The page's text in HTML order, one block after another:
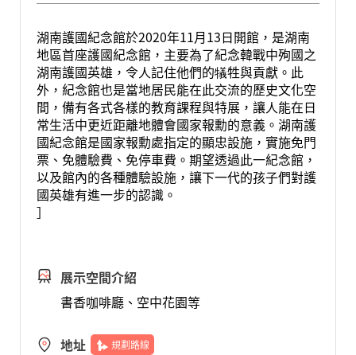
湖南護國紀念館於2020年11月13日開館，是湖南
地區首座護國紀念館，主要為了紀念韓戰中殉國之
湖南護國英雄，令人記住他們的犠牲與貢獻。此
外，紀念館也是當地居民能在此交流的歷史文化空
間，備有各式各樣的教育課程與特展，讓人能在日
常生活中更近距離地體會國家報勳的意義。湖南護
國紀念館是國家報勳處指定的顯忠設施，實施免門
票、免體驗費、免停車費。期望透過此一紀念館，
以及館內的各種體驗設施，讓下一代的孩子們對護
國英雄有進一步的認識。
］
展示空間介紹
書香咖啡廳、空中花園等
地址 規劃路線